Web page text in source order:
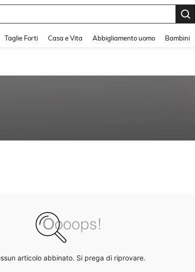
Taglie Forti Casa e Vita Abbigliamento uomo Bambini
articolo abbinato. Si prega di riprovare.